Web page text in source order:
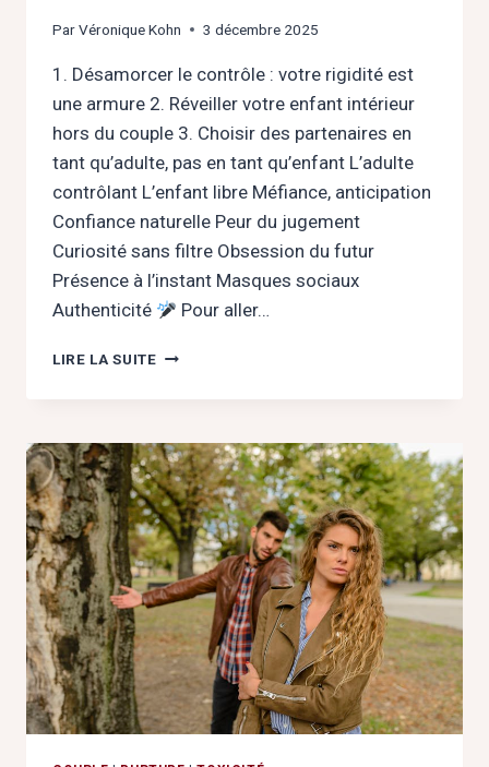
ParVéronique Kohn 3 décembre 2025
1. Désamorcer le contrôle : votre rigidité est
une armure 2. Réveiller votre enfant intérieur
hors du couple 3. Choisir des partenaires en
tant qu’adulte, pas en tant qu’enfant L’adulte
contrôlant L’enfant libre Méfiance, anticipation
Confiance naturelle Peur du jugement
Curiosité sans filtre Obsession du futur
Présence à l’instant Masques sociaux
Authenticité
Pour aller…
LIRE LA SUITEPOURQUOI
DES
HOMMES
‘PAPAS’
(ET
COMMENT
EN
SORTIR)